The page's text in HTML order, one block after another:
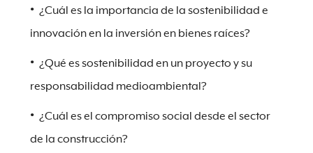
¿Cuál es la importancia de la sostenibilidad e
innovación en la inversión en bienes raíces?
¿Qué es sostenibilidad en un proyecto y su
responsabilidad medioambiental?
¿Cuál es el compromiso social desde el sector
de la construcción?